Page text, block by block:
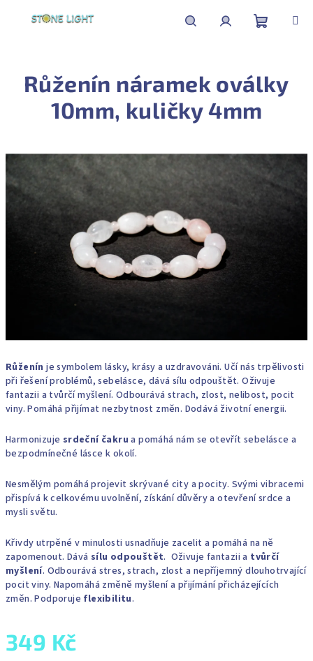
košík
Růženínje symbolem lásky, krásy a uzdravováni. Učí nás trpělivosti
při řešení problémů, sebelásce, dává sílu odpouštět. Oživuje
fantazii a tvůrčí myšlení. Odbourává strach, zlost, nelibost, pocit
viny. Pomáhá přijímat nezbytnost změn. Dodává životní energii.
Harmonizuje srdeční čakru a pomáhá nám se otevřít sebelásce a
bezpodmínečné lásce k okolí.
Nesmělým pomáhá projevit skrývané city a pocity. Svými vibracemi
přispívá k celkovému uvolnění, získání důvěry a otevření srdce a
mysli světu.
Křivdy utrpěné v minulosti usnadňuje zacelit a pomáhá na ně
zapomenout. Dává sílu odpouštět. Oživuje fantazii a tvůrčí
myšlení. Odbourává stres, strach, zlost a nepříjemný dlouhotrvající
pocit viny. Napomáhá změně myšlení a přijímání přicházejících
změn. Podporuje flexibilitu.
349 Kč
Růženín náramek oválky
10mm, kuličky 4mm